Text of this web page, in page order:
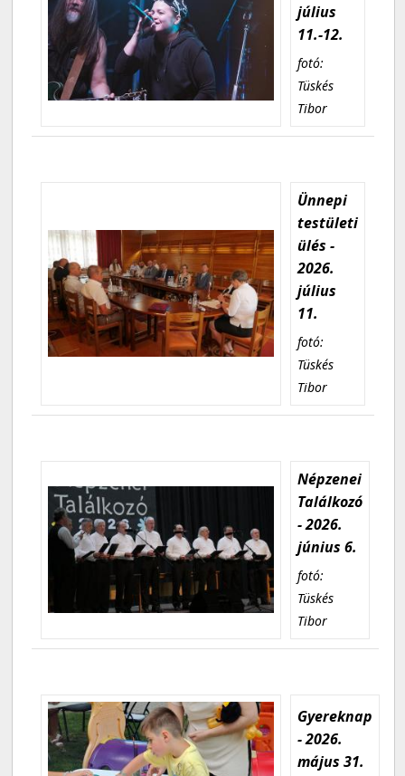
július
11.-12.
fotó:
Tüskés
Tibor
Ünnepi
testületi
ülés -
2026.
július
11.
fotó:
Tüskés
Tibor
Népzenei
Találkozó
- 2026.
június 6.
fotó:
Tüskés
Tibor
Gyereknap
- 2026.
május 31.